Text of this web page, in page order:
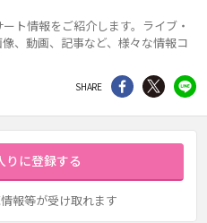
ト情報をご紹介します。ライブ・
、動画、記事など、様々な情報コ
SHARE シェア Twitter
りに登録する
報等が受け取れます